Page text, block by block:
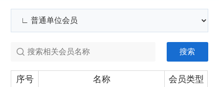
搜索
序号 名称 会员类型